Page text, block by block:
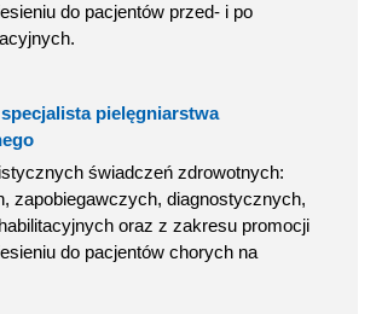
do pacjentów przed- i po
pielęgniarstwa
świadczeń zdrowotnych:
zapobiegawczych, diagnostycznych,
oraz z zakresu promocji
do pacjentów chorych na